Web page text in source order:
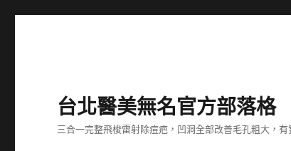
台北醫美無名官方部落格
三合一完整飛梭雷射除痘疤，凹洞全部改善毛孔粗大，